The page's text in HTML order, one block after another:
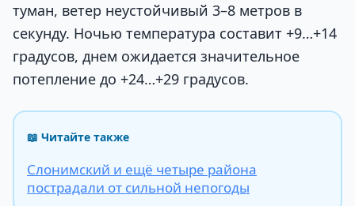
туман, ветер неустойчивый 3–8 метров в
секунду. Ночью температура составит +9…+14
градусов, днем ожидается значительное
потепление до +24…+29 градусов.
📖 Читайте также
Слонимский и ещё четыре района
пострадали от сильной непогоды